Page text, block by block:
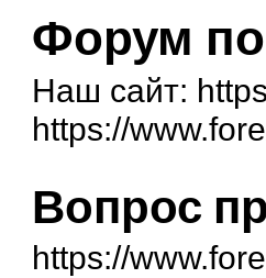
Форум по
Наш сайт:
https://
Вопрос
https://